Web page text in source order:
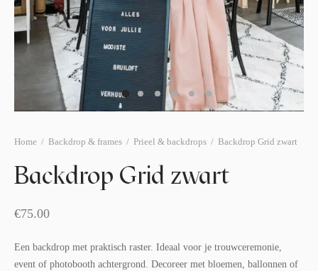
Home / Backdrop & frames / Prieel & backdrops / Backdrop Grid zwart
Backdrop Grid zwart
€75.00
Een backdrop met praktisch raster. Ideaal voor je trouwceremonie,
event of photobooth achtergrond. Decoreer met bloemen, ballonnen of
& sweettable
deco
decoratie
items